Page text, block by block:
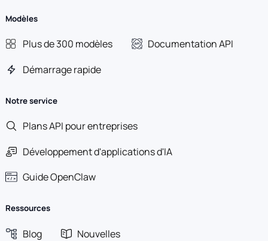
Modèles
Plus de 300 modèles
Documentation API
Démarrage rapide
Notre service
Plans API pour entreprises
Développement d'applications d'IA
Guide OpenClaw
Ressources
Blog
Nouvelles